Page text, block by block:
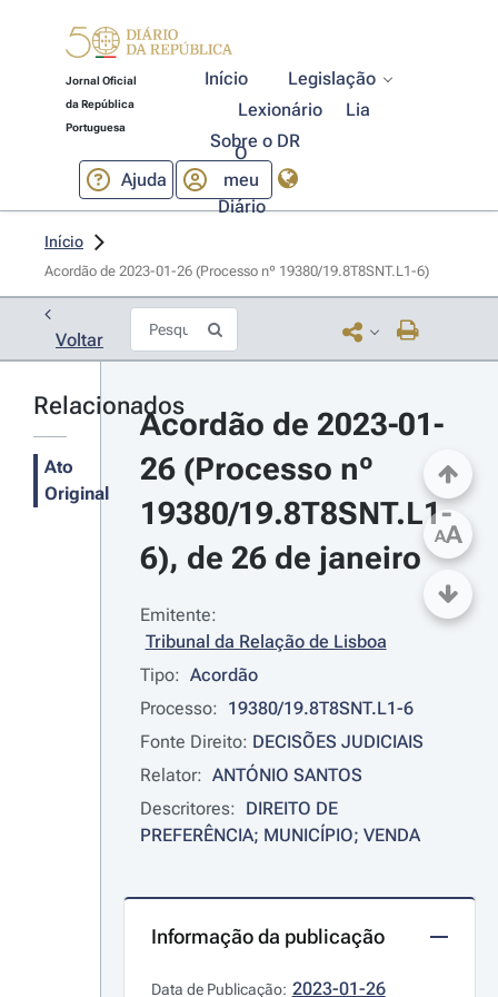
Jornal Oficial
da República
Portuguesa
Início
Legislação
Lexionário
Lia
Sobre o DR
Ajuda
O
meu
Diário
Início
Acordão de 2023-01-26 (Processo nº 19380/19.8T8SNT.L1-6)
Voltar
Relacionados
Ato
Original
Acordão de 2023-01-
26 (Processo nº
19380/19.8T8SNT.L1-
6), de 26 de janeiro
Emitente:
Tribunal da Relação de Lisboa
Tipo: Acordão
Processo: 19380/19.8T8SNT.L1-6
Fonte Direito: DECISÕES JUDICIAIS
Relator: ANTÓNIO SANTOS
Descritores: DIREITO DE
PREFERÊNCIA; MUNICÍPIO; VENDA
Informação da publicação
Data de Publicação: 2023-01-26
AA